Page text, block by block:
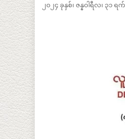
၂၀၂၄ ခုနှစ်၊ ဇန္နဝါရီလ၊ ၃၁ ရ